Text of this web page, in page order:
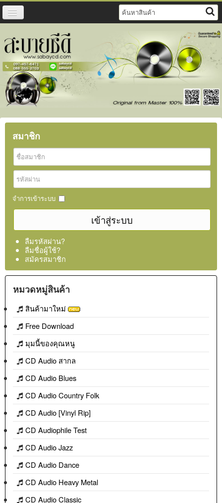
หน้าแรก
สินค้า
วิธีการสั่งซื้อ
ดาวน์โหลดฟรี
สมาชิก
จำการเข้าระบบ
ลืมรหัสผ่าน?
ลืมชื่อผู้ใช้?
สมัครสมาชิก
หมวดหมู่สินค้า
สินค้ามาใหม่
Free Download
มุมนี้ของคุณหนู
CD Audio สากล
CD Audio Blues
CD Audio Country Folk
CD Audio [Vinyl Rip]
CD Audiophile Test
CD Audio Jazz
CD Audio Dance
CD Audio Heavy Metal
CD Audio Classic